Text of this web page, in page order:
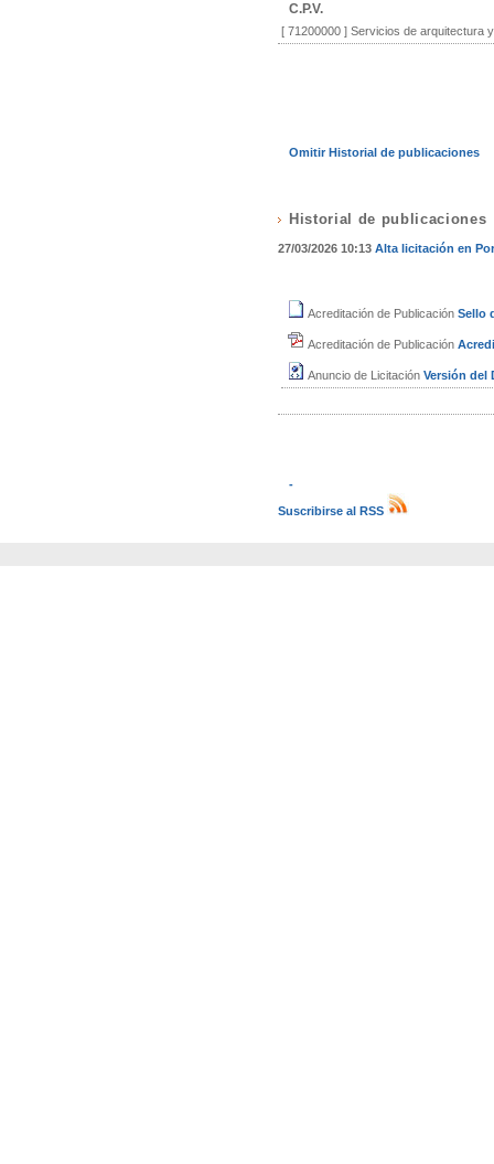
C.P.V.
[ 71200000 ]Servicios de arquitectura
Omitir Historial de publicaciones
Historial de publicaciones
27/03/2026 10:13 Alta licitación en
Acreditación de Publicación Sello
Acreditación de Publicación
Anuncio de Licitación Versión del
-
Suscribirse al RSS